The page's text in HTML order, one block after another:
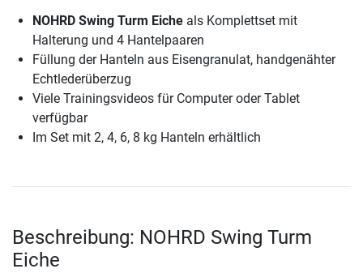
NOHRD Swing Turm Eiche als Komplettset mit
Halterung und 4 Hantelpaaren
Füllung der Hanteln aus Eisengranulat, handgenähter
Echtlederüberzug
Viele Trainingsvideos für Computer oder Tablet
verfügbar
Im Set mit 2, 4, 6, 8 kg Hanteln erhältlich
Beschreibung: NOHRD Swing Turm
Eiche